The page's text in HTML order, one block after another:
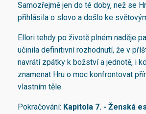
Samozřejmě jen do té doby, než se
přihlásila o slovo a došlo ke
Ellori tehdy po životě plném naděje
učinila definitivní rozhodnutí, že v
navrátí zpátky k božství a jednotě, i
znamenat Hru o moc konfrontovat
vlastním těle.
Pokračování: Kapitola 7. - Ženská